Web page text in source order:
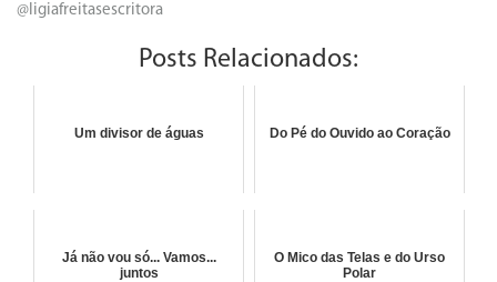
@ligiafreitasescritora
Posts Relacionados:
Um divisor de águas Do Pé do Ouvido ao Coração
Já não vou só... Vamos...
juntos
O Mico das Telas e do Urso
Polar